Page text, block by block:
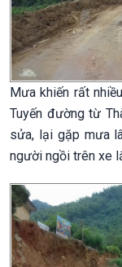
Mưa khiến rất
Tuyến đường từ
sửa, lại gặp mưa
người ngồi trên xe